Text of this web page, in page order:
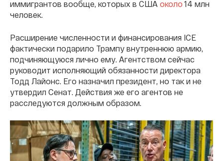
иммигрантов вообще, которых в США около 14 млн
человек.
Расширение численности и финансирования ICE
фактически подарило Трампу внутреннюю армию,
подчиняющуюся лично ему. Агентством сейчас
руководит исполняющий обязанности директора
Тодд Лайонс. Его назначил президент, но так и не
утвердил Сенат. Действия же его агентов не
расследуются должным образом.